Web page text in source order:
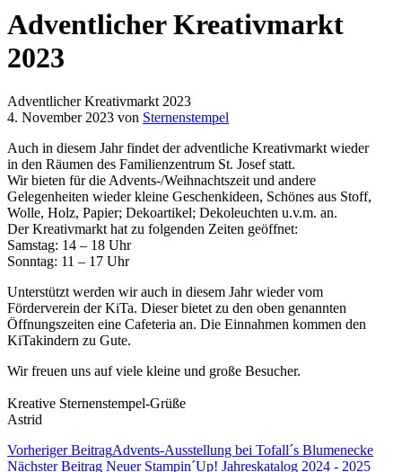
Adventlicher Kreativmarkt
2023
Adventlicher Kreativmarkt 2023
4. November 2023 von Sternenstempel
Auch in diesem Jahr findet der adventliche Kreativmarkt wieder
in den Räumen des Familienzentrum St. Josef statt.
Wir bieten für die Advents-/Weihnachtszeit und andere
Gelegenheiten wieder kleine Geschenkideen, Schönes aus Stoff,
Wolle, Holz, Papier; Dekoartikel; Dekoleuchten u.v.m. an.
Der Kreativmarkt hat zu folgenden Zeiten geöffnet:
Samstag: 14 – 18 Uhr
Sonntag: 11 – 17 Uhr
Unterstützt werden wir auch in diesem Jahr wieder vom
Förderverein der KiTa. Dieser bietet zu den oben genannten
Öffnungszeiten eine Cafeteria an. Die Einnahmen kommen den
KiTakindern zu Gute.
Wir freuen uns auf viele kleine und große Besucher.
Kreative Sternenstempel-Grüße
Astrid
Vorheriger BeitragAdvents-Ausstellung bei Tofall´s Blumenecke
Nächster Beitrag Neuer Stampin´Up! Jahreskatalog 2024 - 2025